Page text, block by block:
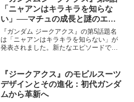
る機体たちは、常に...
「ニャアンはキラキラを知らな
い」──マチュの成長と謎のエー
スパイロット登場！
『ガンダム ジークアクス』の第5話題名
は「ニャアンはキラキラを知らない」が
発表されました。新たなエピソードで
速します。ニャアンとの関係や、M.A.V.
戦術の謎が明らかに...
『ジークアクス』のモビルスーツ
デザインとその進化：初代ガンダ
ムから革新へ